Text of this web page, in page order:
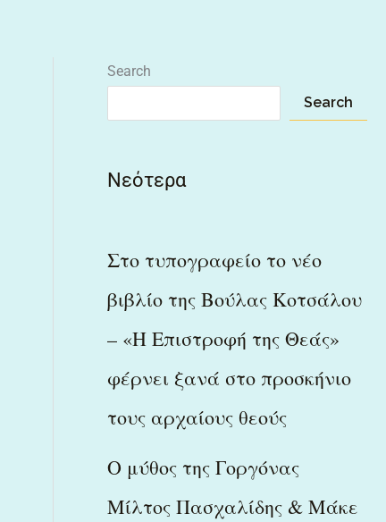
Search
Search
Νεότερα
Στο τυπογραφείο το νέο
βιβλίο της Βούλας Κοτσάλου
– «Η Επιστροφή της Θεάς»
φέρνει ξανά στο προσκήνιο
τους αρχαίους θεούς
Ο μύθος της Γοργόνας
Μίλτος Πασχαλίδης & Μάκε